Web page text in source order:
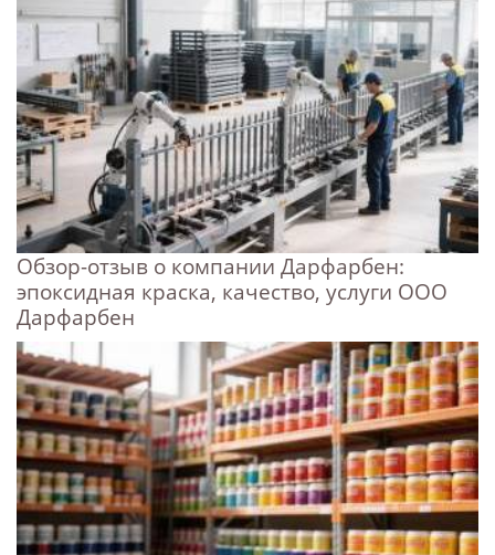
Обзор-отзыв о компании Дарфарбен:
эпоксидная краска, качество, услуги ООО
Дарфарбен